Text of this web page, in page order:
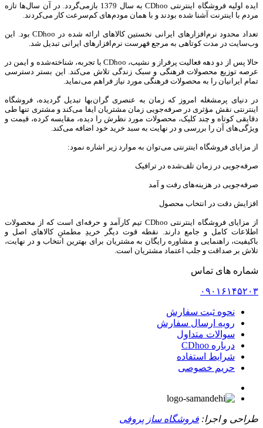
ایده اولیه فروشگاه اینترنتی CDhoo به سال 1379 بازمی‌گردد. در آن سال‌ها تازه
مردم با اینترنت آشنا شده بودند و با همان مودم‌های کم‌سرعت کار می‌کردند.
تعداد محدود نرم‌افزارهای ایرانی نخستین کالاهای ارائه شده در CDhoo بود. این
وب‌سایت در مدت کوتاهی به مرجع فهرست نرم‌افزارهای ایرانی تبدیل شد.
حالا پس از دو دهه فعالیت پرفراز و نشیب، CDhoo با تجربه، شناخته‌شده و ایمن در
عرصه توزیع محصولات فرهنگی و سبک زندگی تلاش می‌کند. این بستر دسترسی
تمام ایرانیان را به محصولات فرهنگی مورد نیاز فراهم می‌نماید.
در دنیای پرمشغله امروز که زمان به عنصری گران‌بها تبدیل گردیده، فروشگاه
اینترنتی نقش مؤثری در صرفه‌جویی زمان مشتریان ایفا می‌کند و مشتری تنها طی
دقایقی کوتاه و چند کلیک، محصولات مورد نظرش را دیده، مقایسه کرده، قیمت و
ویژگی‌های آن را بررسی و در نهایت به سبد خرید خود اضافه می‌کند.
از مزایای فروشگاه اینترنتی می‌توان به موارد زیر اشاره نمود:
صرفه‌جویی در زمان تلف‌شده در ترافیک
صرفه‌جویی در هزینه‌های رفت و آمد
افزایش دقت در انتخاب محصول
از مزایای فروشگاه اینترنتی CDhoo تیم کارآمد و حرفه‌ای است که از محصولات
اطلاعات کامل و جامع دارند. نقطه قوت دیگر خریدِ مطمئنِ کالاهای اصل و
باکیفیت، راهنمایی و مشاوره رایگان به مشتریان برای بهترین انتخاب و در نهایت،
تلاش بر صداقت و جلب اعتماد مشتریان است.
شماره های تماس
۰۹۰۱۶۱۴۵۲۰۳
نحوه ثبت سفارش
رویه ارسال سفارش
سوالات متداول
درباره CDhoo
شرایط استفاده
حریم خصوصی
طراحی و اجرا: فروشگاه ساز پروفی